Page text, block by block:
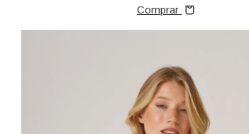
Comprar